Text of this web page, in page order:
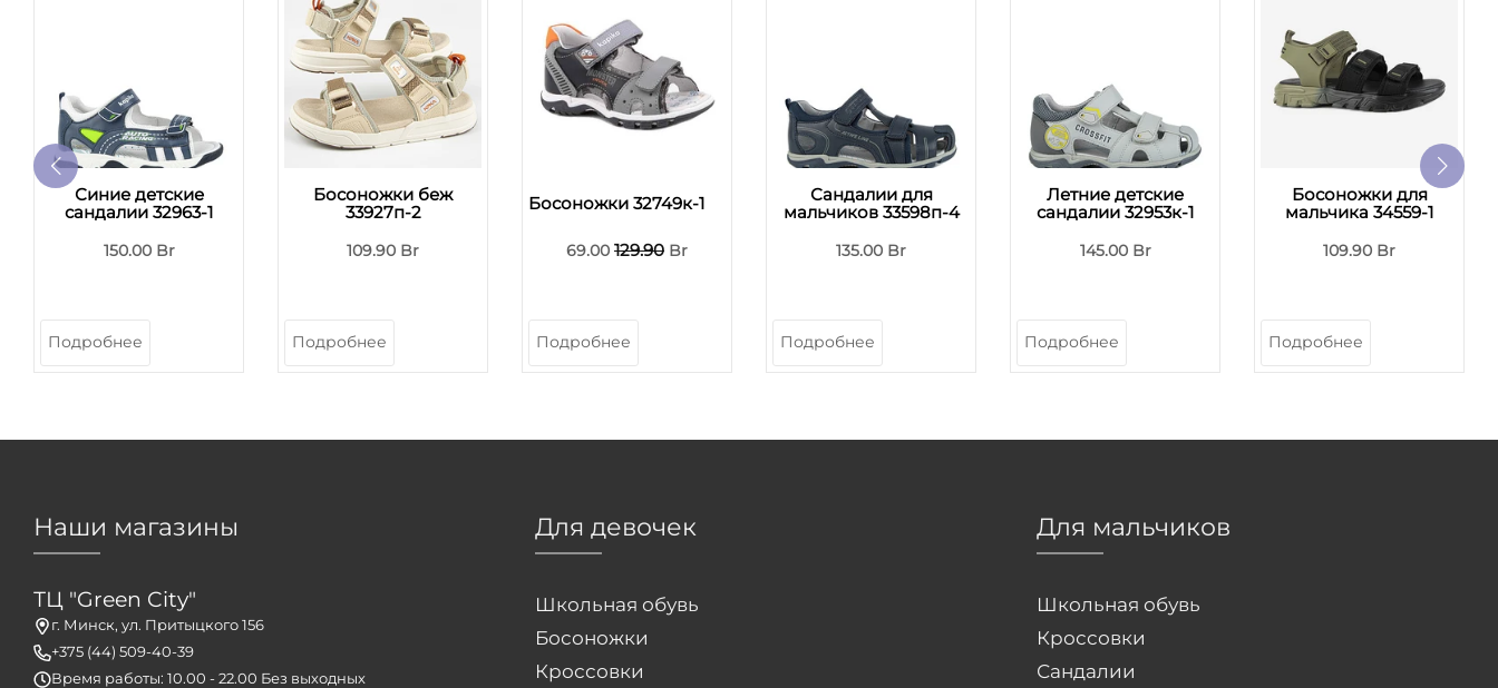
Синие детские
сандалии 32963-1
150.00 Br
Подробнее
Босоножки беж
33927п-2
109.90 Br
Подробнее
Босоножки 32749к-1
69.00 129.90 Br
Подробнее
Сандалии для
мальчиков 33598п-4
135.00 Br
Подробнее
Летние детские
сандалии 32953к-1
145.00 Br
Подробнее
Босоножки для
мальчика 34559-1
109.90 Br
Подробнее
Наши магазины
ТЦ "Green City"
г. Минск, ул. Притыцкого 156
+375 (44) 509-40-39
Время работы: 10.00 - 22.00 Без выходных
Для девочек
Школьная обувь
Босоножки
Кроссовки
Для мальчиков
Школьная обувь
Кроссовки
Сандалии